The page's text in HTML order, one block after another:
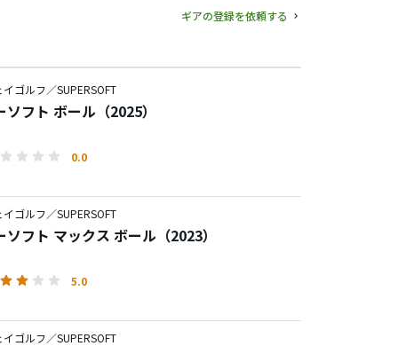
ギアの登録を依頼する
ゴルフ／SUPERSOFT
ソフト ボール（2025）
0.0
ゴルフ／SUPERSOFT
ソフト マックス ボール（2023）
5.0
ゴルフ／SUPERSOFT